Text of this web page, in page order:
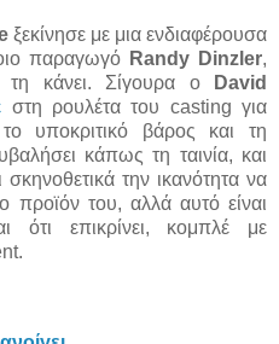
ξεκίνησε με μια ενδιαφέρουσα
παραγωγό Randy Dinzler,
κάνει. Σίγουρα ο
David
στη ρουλέτα του casting για
υποκριτικό βάρος και τη
κάπως τη ταινία, και
σκηνοθετικά την ικανότητα να
προϊόν του, αλλά αυτό είναι
ότι επικρίνει, κομπλέ με